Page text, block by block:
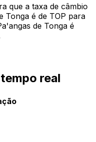
que a taxa de câmbio
Tonga é de TOP para
de Tonga é
real